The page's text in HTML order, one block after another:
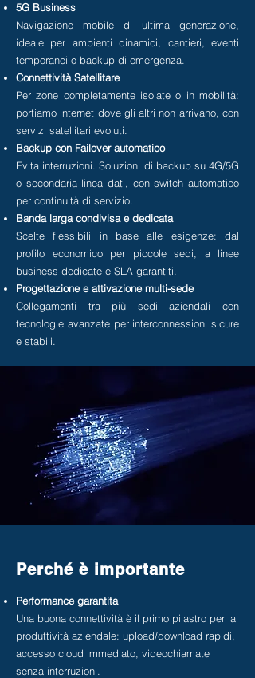
5G Business
Navigazione mobile di ultima generazione,
ideale per ambienti dinamici, cantieri, eventi
temporanei o backup di emergenza.
Connettività Satellitare
Per zone completamente isolate o in mobilità:
portiamo internet dove gli altri non arrivano, con
servizi satellitari evoluti.
Backup con Failover automatico
Evita interruzioni. Soluzioni di backup su 4G/5G
o secondaria linea dati, con switch automatico
per continuità di servizio.
Banda larga condivisa e dedicata
Scelte flessibili in base alle esigenze: dal
profilo economico per piccole sedi, a linee
business dedicate e SLA garantiti.
Progettazione e attivazione multi-sede
Collegamenti tra più sedi aziendali con
tecnologie avanzate per interconnessioni sicure
e stabili.
Perché è importante
Performance garantita
Una buona connettività è il primo pilastro per la
produttività aziendale: upload/download rapidi,
accesso cloud immediato, videochiamate
senza interruzioni.